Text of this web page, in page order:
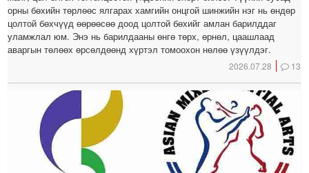
орны бөхийн төрлөөс ялгарах хамгийн онцгой шинжийн нэг нь өндөр
цолтой бөхчүүд өөрөөсөө доод цолтой бөхийг амлан барилддаг
уламжлал юм. Энэ нь барилдааны өнгө төрх, өрнөл, цаашлаад
аваргын төлөөх өрсөлдөөнд хүртэл томоохон нөлөө үзүүлдэг.
2026.07.28 13